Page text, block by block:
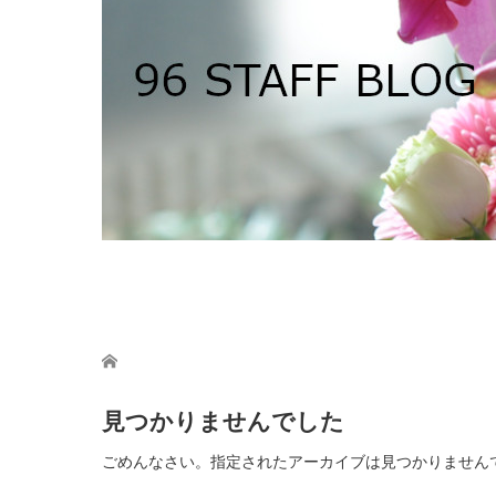
ホーム
見つかりませんでした
ごめんなさい。指定されたアーカイブは見つかりません